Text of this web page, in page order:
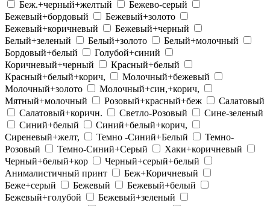
Беж.+черный+желтый
Бежево-серый
Бежевый+бордовый
Бежевый+золото
Бежевый+коричневый
Бежевый+черный
Белый+зеленый
Белый+золото
Белый+молочный
Бордовый+белый
Голубой+синий
Коричневый+черный
Красный+белый
Красный+белый+корич,
Молочный+бежевый
Молочный+золото
Молочный+син,+корич,
Мятный+молочный
Розовый+красный+беж
Салатовый
Салатовый+коричн.
Светло-Розовый
Сине-зеленый
Синий+белый
Синий+белый+корич,
Сиреневый+желт,
Темно -Синий+Белый
Темно-
Розовый
Темно-Синий+Серый
Хаки+коричневый
Черный+белый+кор
Черный+серый+белый
Анималистичный принт
Беж+Коричневый
Беже+серый
Бежевый
Бежевый+белый
Бежевый+голубой
Бежевый+зеленый